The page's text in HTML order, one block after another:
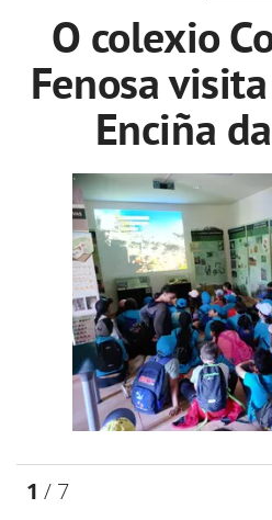
O colexio
Fenosa
Enciña
1 / 7